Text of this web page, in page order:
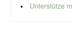
Unterstütze